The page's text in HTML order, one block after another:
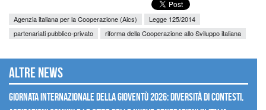
Agenzia italiana per la Cooperazione (Aics)
Legge 125/2014
partenariati pubblico-privato
riforma della Cooperazione allo Sviluppo italiana
Altre news
GIORNATA INTERNAZIONALE DELLA GIOVENTÙ 2026: DIVERSITÀ DI CONTESTI,